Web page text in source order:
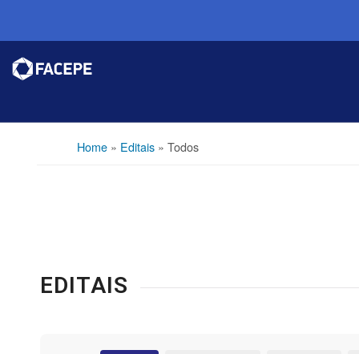
Home» Editais» Todos
EDITAIS